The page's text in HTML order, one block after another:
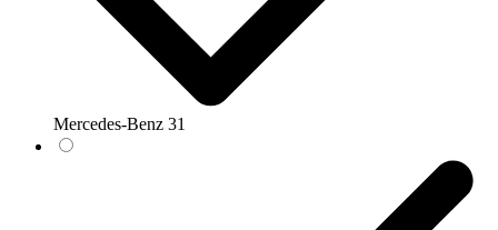
Mercedes-Benz 31